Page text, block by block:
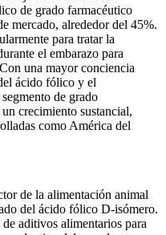
de grado farmacéutico
mercado, alrededor del 45%.
para tratar la
el embarazo para
una mayor conciencia
ácido fólico y el
de grado
crecimiento sustancial,
como América del
de la alimentación animal
del ácido fólico D-isómero.
aditivos alimentarios para